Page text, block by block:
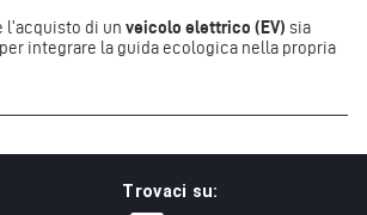
l'acquisto di un veicolo elettrico (EV) sia
integrare la guida ecologica nella propria
Trovaci su: